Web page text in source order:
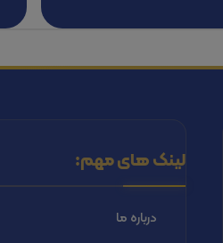
لینک های مهم:
درباره ما